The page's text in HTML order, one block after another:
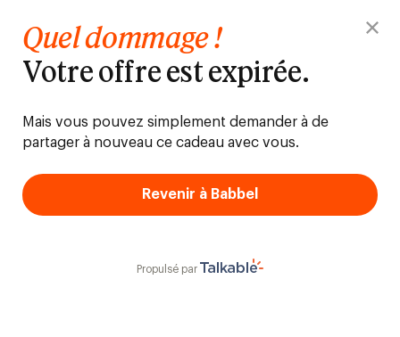
Quel dommage !
Votre offre est expirée.
Mais vous pouvez simplement demander à de
partager à nouveau ce cadeau avec vous.
Revenir à Babbel
Propulsé par